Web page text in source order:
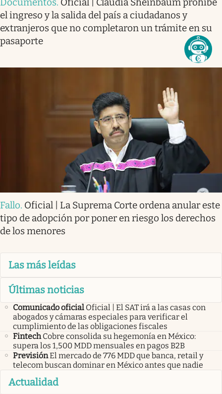
el ingreso y la salida del país a ciudadanos y
extranjeros que no completaron un trámite en su
pasaporte
Fallo. Oficial | La Suprema Corte ordena anular este
tipo de adopción por poner en riesgo los derechos
de los menores
Las más leídas
Últimas noticias
Comunicado oficial Oficial | El SAT irá a las casas con
abogados y cámaras especiales para verificar el
cumplimiento de las obligaciones fiscales
Fintech Cobre consolida su hegemonía en México:
supera los 1,500 MDD mensuales en pagos B2B
PrevisiónEl mercado de 776 MDD que banca, retail y
telecom buscan dominar en México antes que nadie
Actualidad